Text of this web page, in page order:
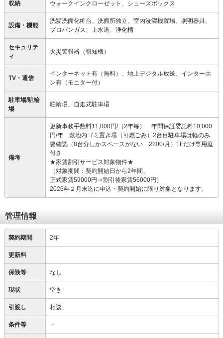
収納 ウォークインクローゼット、シューズボックス
設備・機能
洗髪洗面化粧台、洗面所独立、室内洗濯機置場、照明器具、
プロパンガス、上水道、浄化槽
セキュリテ
ィ
火災警報器（報知機）
TV・通信
インターネット有（無料）、地上デジタル放送、インターホ
ン有（モニター付）
駐車場/駐輪
場
駐輪場、自走式駐車場
備考
更新事務手数料11,000円/（2年毎） 年間保証委託料10,000
円/年 敷地内ゴミ置き場（可燃ごみ）2台目駐車場は軽のみ
要確認（8台分しかスペースがない 2200/月）1Fだけ専用庭
付き
★家賃割引サービス対象物件★
（対象期間：契約開始日から2年間、
正式家賃59000円⇒割引後家賃56000円）
2026年２月末迄に申込・契約開始に限り対象となります。
管理情報
契約期間 2年
更新料
保険等 なし
現状 空き
引渡し 相談
条件等 －